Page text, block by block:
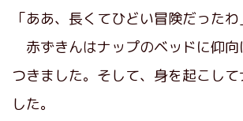
「ああ、長くてひどい冒険だったわ
赤ずきんはナップのベッドに仰向
つきました。そして、身を起こし
した。